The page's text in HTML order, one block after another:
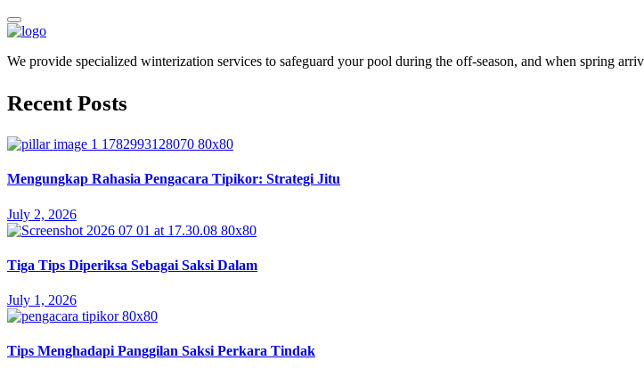
We provide specialized winterization services to safeguard your pool during the off-season, and when spring
Recent Posts
Mengungkap Rahasia Pengacara Tipikor: Strategi Jitu
July 2, 2026
Tiga Tips Diperiksa Sebagai Saksi Dalam
July 1, 2026
Tips Menghadapi Panggilan Saksi Perkara Tindak